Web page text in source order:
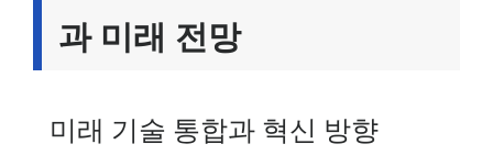
과 미래 전망
미래 기술 통합과 혁신 방향